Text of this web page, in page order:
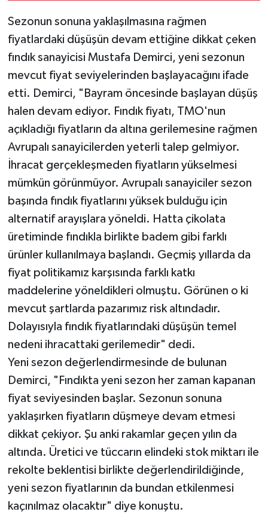
Sezonun sonuna yaklaşılmasına rağmen
fiyatlardaki düşüşün devam ettiğine dikkat çeken
fındık sanayicisi Mustafa Demirci, yeni sezonun
mevcut fiyat seviyelerinden başlayacağını ifade
etti. Demirci, "Bayram öncesinde başlayan düşüş
halen devam ediyor. Fındık fiyatı, TMO'nun
açıkladığı fiyatların da altına gerilemesine rağmen
Avrupalı sanayicilerden yeterli talep gelmiyor.
İhracat gerçekleşmeden fiyatların yükselmesi
mümkün görünmüyor. Avrupalı sanayiciler sezon
başında fındık fiyatlarını yüksek bulduğu için
alternatif arayışlara yöneldi. Hatta çikolata
üretiminde fındıkla birlikte badem gibi farklı
ürünler kullanılmaya başlandı. Geçmiş yıllarda da
fiyat politikamız karşısında farklı katkı
maddelerine yöneldikleri olmuştu. Görünen o ki
mevcut şartlarda pazarımız risk altındadır.
Dolayısıyla fındık fiyatlarındaki düşüşün temel
nedeni ihracattaki gerilemedir" dedi.
Yeni sezon değerlendirmesinde de bulunan
Demirci, "Fındıkta yeni sezon her zaman kapanan
fiyat seviyesinden başlar. Sezonun sonuna
yaklaşırken fiyatların düşmeye devam etmesi
dikkat çekiyor. Şu anki rakamlar geçen yılın da
altında. Üretici ve tüccarın elindeki stok miktarı ile
rekolte beklentisi birlikte değerlendirildiğinde,
yeni sezon fiyatlarının da bundan etkilenmesi
kaçınılmaz olacaktır" diye konuştu.